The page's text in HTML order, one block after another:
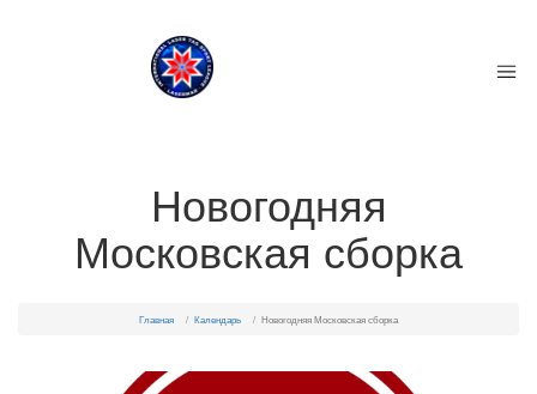
Новогодняя
Московская сборка
Главная Календарь Новогодняя Московская сборка